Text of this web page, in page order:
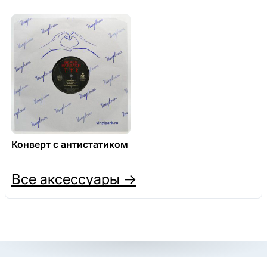
Конверт с антистатиком
Все аксессуары →